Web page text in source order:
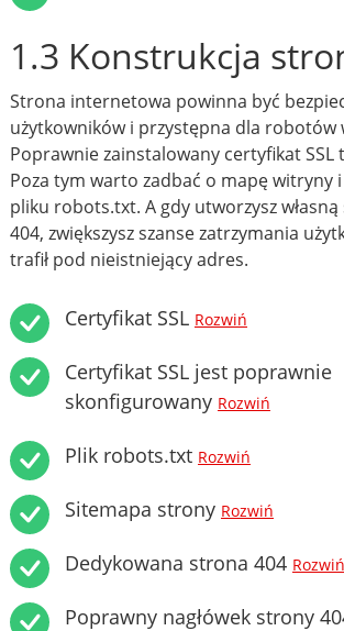
1.3 Konstrukcja
Strona internetowa powinna być
użytkowników i przystępna dla robotów
Poprawnie zainstalowany certyfikat SSL
Poza tym warto zadbać o mapę witryny
pliku robots.txt. A gdy utworzysz
404, zwiększysz szanse zatrzymania
trafił pod nieistniejący adres.
Certyfikat SSL Rozwiń
Certyfikat SSL jest poprawnie
skonfigurowany Rozwiń
Plik robots.txt Rozwiń
Sitemapa strony Rozwiń
Dedykowana strona 404 Rozwiń
Poprawny nagłówek strony